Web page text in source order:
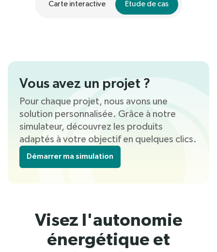
Carte interactive Étude de cas
Vous avez un projet ?
Pour chaque projet, nous avons une
solution personnalisée. Grâce à notre
simulateur, découvrez les produits
adaptés à votre objectif en quelques clics.
Démarrer ma simulation
Visez l'autonomie
énergétique et